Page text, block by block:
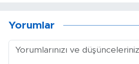
Yorumlar